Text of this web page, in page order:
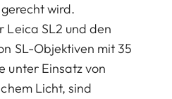
wird.
Leica SL2 und den
SL-Objektiven mit 35
unter Einsatz von
Licht, sind